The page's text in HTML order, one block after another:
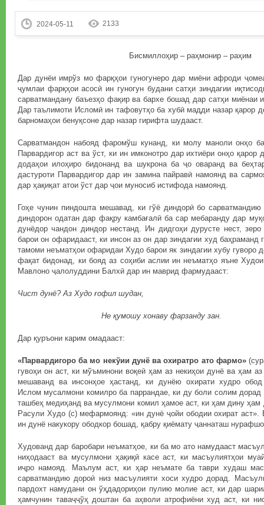
2024-05-11 2133
Бисмиллоҳир – раҳмонир – раҳим
Дар дунёи имрўз мо фарқҳои гуногунеро дар миёни афроди
ҷумлаи фарқҳои асосӣ ин гуногун будани сатҳи зиндагии
сарватмандану баъезҳо фақир ва бархе бошад дар сатҳи миёнаи
Дар таълимоти Исломӣ ин тафовутҳо ба хубӣ мадди назар қарор
барномаҳои бенуқсоне дар назар гирифта шудааст.
Сарватмандон набояд фаромўш кунанд, ки молу маноли онҳо
Парвардигор аст ва ўст, ки ин имконотро дар ихтиёри онҳо қарор
додаҳои илоҳиро бидонанд ва шукрона ба ҷо оваранд ва
дастуроти Парвардигор дар ин замина пайравӣ намоянд ва
дар ҳақиқат атои ўст дар ҷои муносиб истифода намоянд.
Гоҳе чунин пиндошта мешавад, ки гўё диндорӣ бо
диндорон одатан дар фақру камбағалӣ ба сар мебаранду дар
дунёдор чандон диндор нестанд. Ин дидгоҳи дурусте нест,
барои он офаридааст, ки инсон аз он дар зиндагии худ баҳраманд
тамоми неъматҳои офаридаи Худо барои як зиндагии хубу гуворо
фақат бидонад, ки бояд аз соҳиби аслии ин неъматҳо яъне
Мавлоно ҷалолуддини Балхӣ дар ин маврид фармудааст:
Чист дунё? Аз Худо ғофил шудан,
Не қумошу хонаву фарзанду зан.
Дар қуръони карим омадааст:
«Парвардигоро ба мо некўии дунё ва охиратро ато фармо»
гувоҳи он аст, ки мўъминони воқеӣ ҳам аз некиҳои дунё ва ҳам
мешаванд ва инсонҳое ҳастанд, ки дунёю охирати худро
Ислом мусалмони комилро ба паррандае, ки ду боли солим дорад
ташбеҳ медиҳанд ва мусулмони комил ҳамое аст, ки ҳам дину ҳам
Расули Худо (с) мефармоянд: «ин дунё ҷойи ободии охират аст».
ин дунё накукору ободкор бошад, қабру қиёмату ҷаннаташ
Худованд дар баробари неъматҳое, ки ба мо ато намудааст
ниҳодааст ва мусулмони ҳақиқӣ касе аст, ки масъулиятҳои
иҷро намояд. Маълум аст, ки ҳар неъмате ба таври худаш
сарватмандию дороӣ низ масъулияти хоси худро дорад.
пардохт намудани он ўҳдадориҳои пулию молие аст, ки дар
ҳамчунин таваҷҷўҳ доштан ба аҳволи атрофиёни худ аст, ки